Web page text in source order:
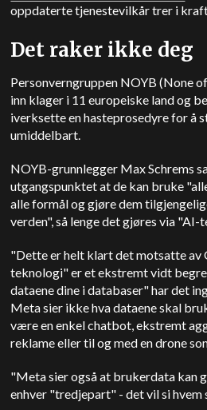
oppdaterte tjenestevilkår trer i
Det raker ikke deg
Personverngruppen NOYB (None
inn klager i 11 europeiske land og
iverksette en hasteprosedyre for å
umiddelbart.
NOYB-grunnlegger Max Schrems
utgangspunktet at de kan bruke
alle formål og gjøre dem
verden", så lenge det gjøres via "AI-
"Dette er helt klart det motsatte av
teknologi" er et ekstremt vidt
dataene dine i databaser" har det
Meta sier ikke hva dataene skal
være en enkel chatbot, ekstremt
reklame eller til og med en drone
"Meta sier også at brukerdata kan
enhver "tredjepart" - det vil si hvem